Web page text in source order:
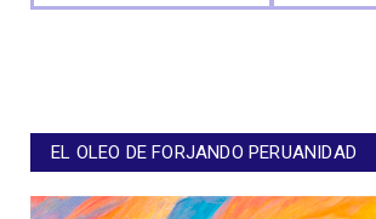
EL OLEO DE FORJANDO PERUANIDAD